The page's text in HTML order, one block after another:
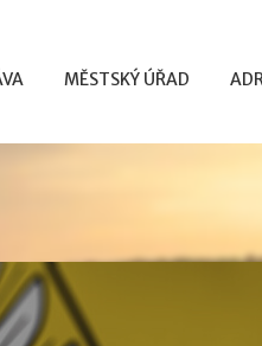
MĚSTSKÝ ÚŘAD